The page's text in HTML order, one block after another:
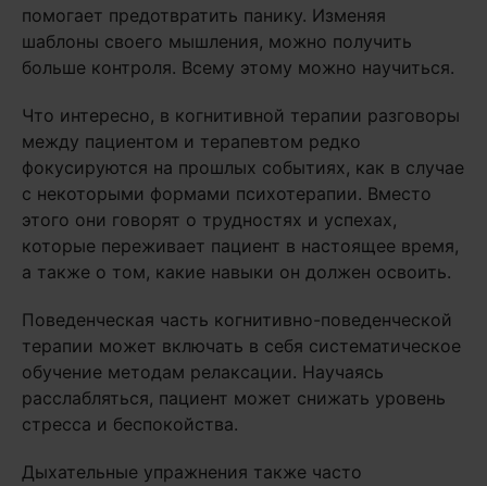
помогает предотвратить панику. Изменяя
шаблоны своего мышления, можно получить
больше контроля. Всему этому можно научиться.
Что интересно, в когнитивной терапии разговоры
между пациентом и терапевтом редко
фокусируются на прошлых событиях, как в случае
с некоторыми формами психотерапии. Вместо
этого они говорят о трудностях и успехах,
которые переживает пациент в настоящее время,
а также о том, какие навыки он должен освоить.
Поведенческая часть когнитивно-поведенческой
терапии может включать в себя систематическое
обучение методам релаксации. Научаясь
расслабляться, пациент может снижать уровень
стресса и беспокойства.
Дыхательные упражнения также часто